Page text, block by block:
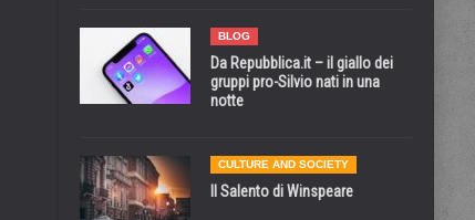
BLOG
Da Repubblica.it – il giallo dei
gruppi pro-Silvio nati in una
notte
CULTURE AND SOCIETY
Il Salento di Winspeare